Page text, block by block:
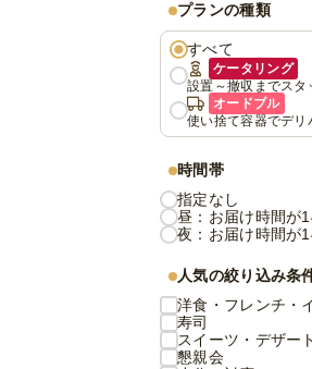
プランの種類
すべて
ケータリング
設置～撤収までスタ
オードブル
使い捨て容器でデリ
時間帯
指定なし
昼：お届け時間が
夜：お届け時間が
人気の絞り込み条
洋食・フレンチ・
寿司
スイーツ・デザート
懇親会